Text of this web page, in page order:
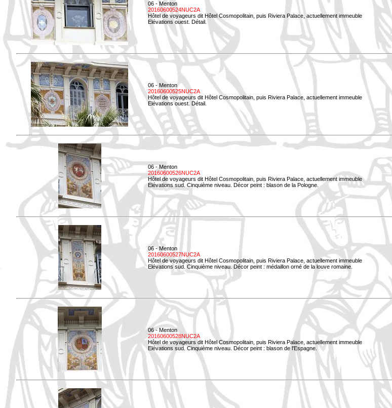
06 - Menton
20160600524NUC2A
Hôtel de voyageurs dit Hôtel Cosmopolitain, puis Riviera Palace, actuellement immeuble
Elévations ouest. Détail.
06 - Menton
20160600525NUC2A
Hôtel de voyageurs dit Hôtel Cosmopolitain, puis Riviera Palace, actuellement immeuble
Elévations ouest. Détail.
06 - Menton
20160600526NUC2A
Hôtel de voyageurs dit Hôtel Cosmopolitain, puis Riviera Palace, actuellement immeuble
Elévations sud. Cinquième niveau. Décor peint : blason de la Pologne.
06 - Menton
20160600527NUC2A
Hôtel de voyageurs dit Hôtel Cosmopolitain, puis Riviera Palace, actuellement immeuble
Elévations sud. Cinquième niveau. Décor peint : médaillon orné de la louve romaine.
06 - Menton
20160600528NUC2A
Hôtel de voyageurs dit Hôtel Cosmopolitain, puis Riviera Palace, actuellement immeuble
Elévations sud. Cinquième niveau. Décor peint : blason de l'Espagne.